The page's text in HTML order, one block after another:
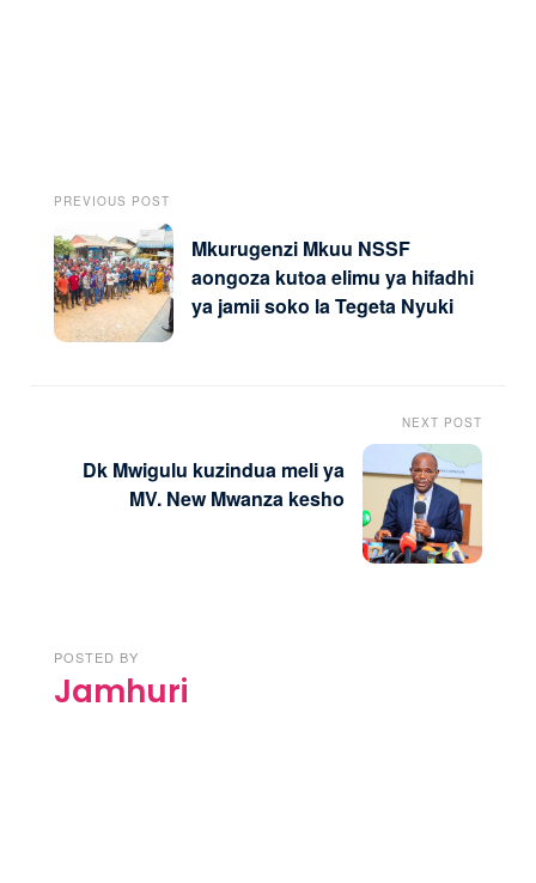
PREVIOUS POST
Mkurugenzi Mkuu NSSF
aongoza kutoa elimu ya hifadhi
ya jamii soko la Tegeta Nyuki
NEXT POST
Dk Mwigulu kuzindua meli ya
MV. New Mwanza kesho
POSTED BY
Jamhuri